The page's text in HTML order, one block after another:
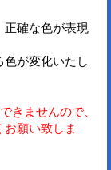
確な色が表現
色が変化いたし
きませんので、
願い致しま